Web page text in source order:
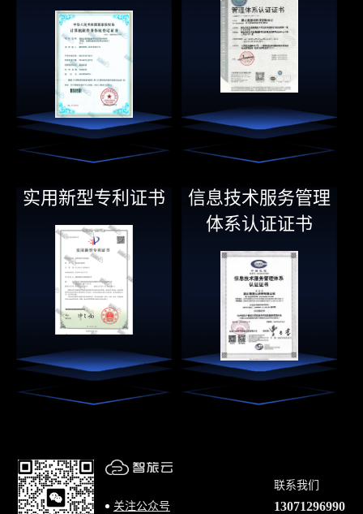
实用新型专利证书
信息技术服务管理
体系认证证书
关注公众号
联系我们
13071296990